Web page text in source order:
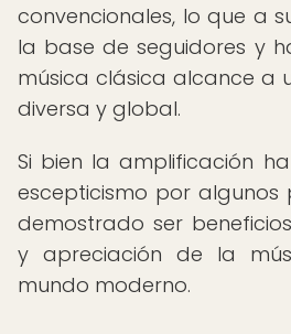
convencionales, lo que a
la base de seguidores y
música clásica alcance a
diversa y global.
Si bien la amplificación
escepticismo por algunos
demostrado ser
y apreciación de la
mundo moderno.